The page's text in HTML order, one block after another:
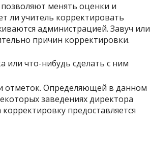
менять оценки и
ли учитель корректировать
администрацией. Завуч или
причин корректировки.
отметок. Определяющей в данном
заведениях директора
предоставляется